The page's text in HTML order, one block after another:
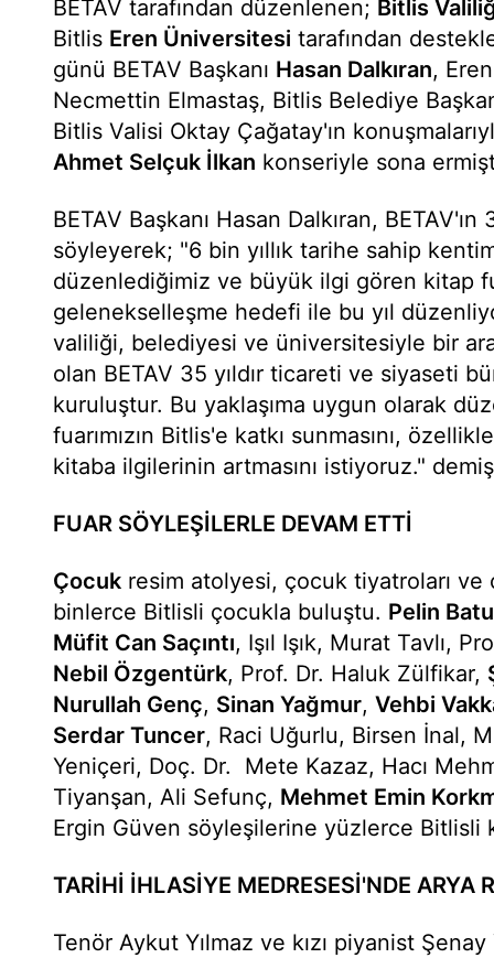
BETAV tarafından düzenlenen; Bitlis
Bitlis Eren Üniversitesi tarafından
günü BETAV Başkanı Hasan Dalkıran,
Necmettin Elmastaş, Bitlis Belediye
Bitlis Valisi Oktay Çağatay'ın
Ahmet Selçuk İlkan konseriyle sona
BETAV Başkanı Hasan Dalkıran, BETAV'ın
söyleyerek; "6 bin yıllık tarihe sahip
düzenlediğimiz ve büyük ilgi gören kitap
gelenekselleşme hedefi ile bu yıl
valiliği, belediyesi ve üniversitesiyle bir
olan BETAV 35 yıldır ticareti ve siyaseti
kuruluştur. Bu yaklaşıma uygun olarak
fuarımızın Bitlis'e katkı sunmasını,
kitaba ilgilerinin artmasını istiyoruz."
FUAR SÖYLEŞİLERLE DEVAM ETTİ
Çocuk resim atolyesi, çocuk tiyatroları
binlerce Bitlisli çocukla buluştu. Pelin Batu
Müfit Can Saçıntı, Işıl Işık, Murat Tavlı,
Nebil Özgentürk, Prof. Dr. Haluk Zülfikar,
Nurullah Genç, Sinan Yağmur, Vehbi
Serdar Tuncer, Raci Uğurlu, Birsen İnal,
Yeniçeri, Doç. Dr. Mete Kazaz, Hacı
Tiyanşan, Ali Sefunç, Mehmet Emin
Ergin Güven söyleşilerine yüzlerce Bitlisli
TARİHİ İHLASİYE MEDRESESİ'NDE ARYA
Tenör Aykut Yılmaz ve kızı piyanist